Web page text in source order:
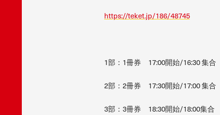
https://teket.jp/186/48745
1部：1冊券 17:00開始/16:30 集合
2部：2冊券 17:30開始/17:00 集合
3部：3冊券 18:30開始/18:00集合